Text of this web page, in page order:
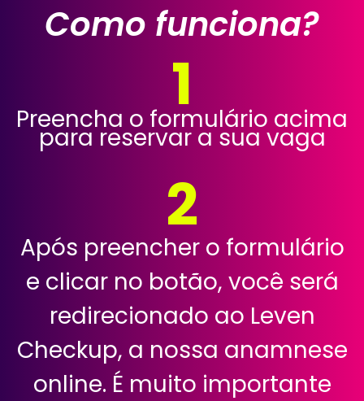
Como funciona?
1
Preencha o formulário acima
para reservar a sua vaga
2
Após preencher o formulário
e clicar no botão, você será
redirecionado ao Leven
Checkup, a nossa anamnese
online. É muito importante